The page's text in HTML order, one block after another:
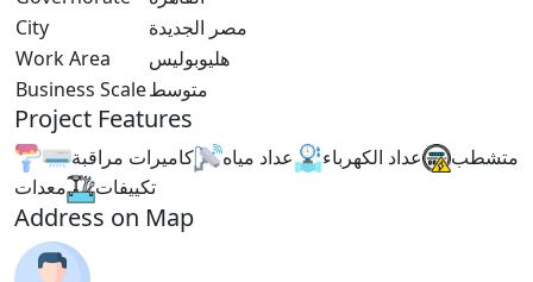
City
مصر الجديدة
Work Area
هليوبوليس
Business Scaleمتوسط
Project Features
متشطب عداد الكهرباء عداد مياه
كاميرات مراقبة
تكييفات
معدات
Address on Map